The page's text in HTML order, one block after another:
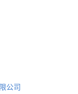
公司